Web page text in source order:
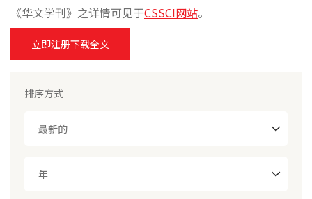
《华文学刊》之详情可见于CSSCI网站。
立即注册下载全文
排序方式
最新的
年